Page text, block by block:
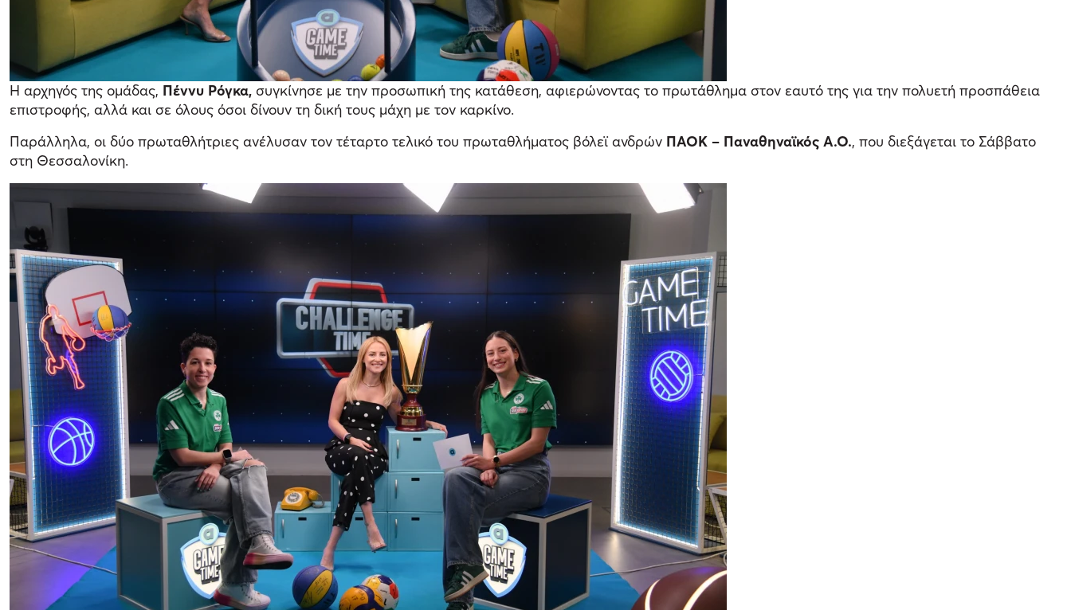
Η αρχηγός της ομάδας, Πέννυ Ρόγκα, συγκίνησε με την προσωπική της κατάθεση, αφιερώνοντας το πρωτάθλημα στον εαυτό της για την πολυετή προσπάθεια
επιστροφής, αλλά και σε όλους όσοι δίνουν τη δική τους μάχη με τον καρκίνο.
Παράλληλα, οι δύο πρωταθλήτριες ανέλυσαν τον τέταρτο τελικό του πρωταθλήματος βόλεϊ ανδρών ΠΑΟΚ – Παναθηναϊκός A.O., που διεξάγεται το Σάββατο
στη Θεσσαλονίκη.